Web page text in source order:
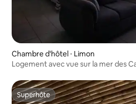
Chambre d'hôtel ⋅ Limon
Logement avec vue sur la mer des
Superhôte
Superhôte